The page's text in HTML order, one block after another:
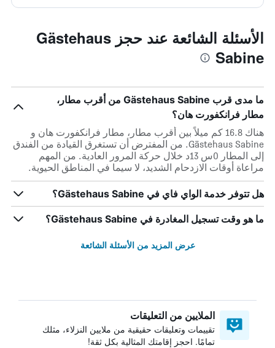
الأسئلة الشائعة عند حجز Gästehaus
Sabine
ما مدى قرب Gästehaus Sabine من أقرب مطار،
مطار فرانكفورت هان؟
هناك 16.8 كم ميلاً بين أقرب مطار، مطار فرانكفورت هان و
Gästehaus Sabine. من المفترض أن تستغرق القيادة من الفندق
إلى المطار 0س 13د خلال حركة المرور العادية. من المهم
مراعاة أوقات الازدحام الشديد، لا سيما في المناطق الحيوية.
هل تتوفر خدمة الواي فاي في Gästehaus Sabine؟
ما هو وقت تسجيل المغادرة في Gästehaus Sabine؟
عرض المزيد من الأسئلة الشائعة
الملايين من التعليقات
تقييمات وتعليقات حقيقية من ملايين النزلاء، مثلك
تمامًا. احجز إقامتك المثالية بكل ثقة!